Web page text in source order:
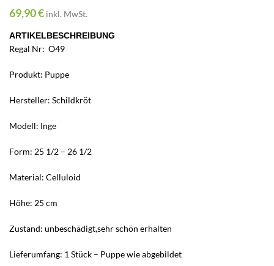
69,90€ inkl. MwSt.
ARTIKELBESCHREIBUNG
Regal Nr: O49
Produkt: Puppe
Hersteller: Schildkröt
Modell: Inge
Form: 25 1/2 – 26 1/2
Material: Celluloid
Höhe: 25 cm
Zustand: unbeschädigt,sehr schön erhalten
Lieferumfang: 1 Stück – Puppe wie abgebildet